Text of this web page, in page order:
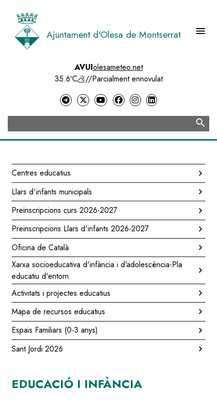
contingut
Ajuntament d'Olesa de Montserrat menu
AVUIolesameteo.net
35.6ºC
//Parcialment ennovulat
search
Navegació
principal
Centres educatius
Llars d'infants municipals
Preinscripcions curs 2026-2027
Preinscripcions Llars d'infants 2026-2027
Oficina de Català
Xarxa socioeducativa d'infància i d'adolescència-Pla
educatiu d'entorn
Activitats i projectes educatius
Mapa de recursos educatius
Espais Familiars (0-3 anys)
Sant Jordi 2026
EDUCACIÓ I INFÀNCIA